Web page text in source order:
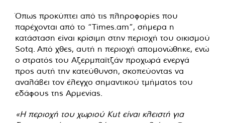
Όπως προκύπτει από τις πληροφορίες που
παρέχονται από το “Times.am”, σήμερα η
κατάσταση είναι κρίσιμη στην περιοχή του οικισμού
Sotq. Από χθες, αυτή η περιοχή απομονώθηκε, ενώ
ο στρατός του Αζερμπαϊτζάν προχωρά ενεργά
προς αυτή την κατεύθυνση, σκοπεύοντας να
αναλάβει τον έλεγχο σημαντικού τμήματος του
εδάφους της Αρμενίας.
«Η περιοχή του χωριού Kut είναι κλειστή για